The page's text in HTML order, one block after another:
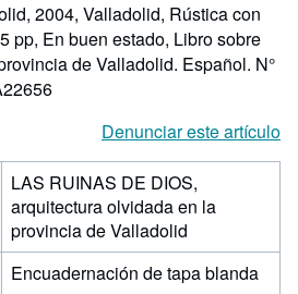
2004, Valladolid, Rústica con
pp, En buen estado, Libro sobre
de Valladolid. Español. N°
Denunciar este artículo
LAS RUINAS DE DIOS,
arquitectura olvidada en la
provincia de Valladolid
Encuadernación de tapa blanda